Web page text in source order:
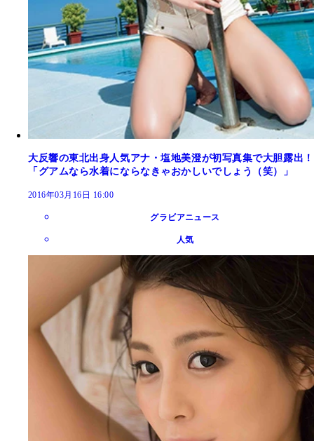
大反響の東北出身人気アナ・塩地美澄が初写真集で大胆露出！
「グアムなら水着にならなきゃおかしいでしょう（笑）」
2016年03月16日 16:00
グラビアニュース
人気